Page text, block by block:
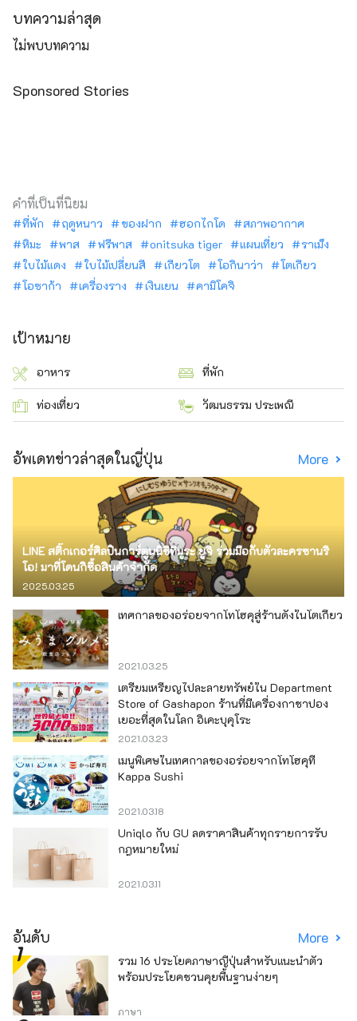
บทความล่าสุด
ไม่พบบทความ
Sponsored Stories
คำที่เป็นที่นิยม
ที่พัก ฤดูหนาว ของฝาก ฮอกไกโด
สภาพอากาศ
หิมะ
พาส ฟรีพาส onitsuka tiger แผนเที่ยว
ราเม็ง
ใบไม้แดง
ใบไม้เปลี่ยนสี เกียวโต โอกินาว่า
โตเกียว
โอซาก้า
เครื่องราง เงินเยน คามิโคจิ
เป้าหมาย
อาหาร ที่พัก
ท่องเที่ยว วัฒนธรรม ประเพณี
อัพเดทข่าวล่าสุดในญี่ปุ่น More
LINE สติ๊กเกอร์ศิลปินการ์ตูนนิชิทีมูระ ยูจิ ร่วมมือกับตัวละครซานริ
โอ! มาที่โดนกิซื้อสินค้าจำกัด
2025.03.25
เทศกาลของอร่อยจากโทโฮคุสู่ร้านดังในโตเกียว
2021.03.25
เตรียมเหรียญไปละลายทรัพย์ใน Department
Store of Gashapon ร้านที่มีเครื่องกาชาปอง
เยอะที่สุดในโลก อิเคะบุคุโระ
2021.03.23
เมนูพิเศษในเทศกาลของอร่อยจากโทโฮคุที่
Kappa Sushi
2021.03.18
Uniqlo กับ GU ลดราคาสินค้าทุกรายการรับ
กฎหมายใหม่
2021.03.11
อันดับ More
รวม 16 ประโยคภาษาญี่ปุ่นสำหรับแนะนำตัว
พร้อมประโยคชวนคุยพื้นฐานง่ายๆ
ภาษา